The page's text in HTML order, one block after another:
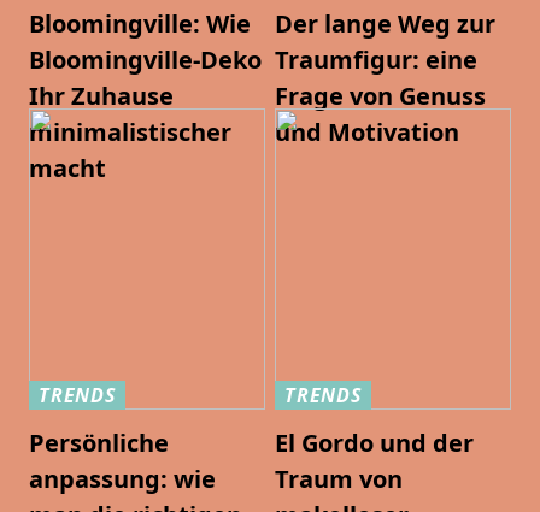
Bloomingville: Wie
Bloomingville-Deko
Ihr Zuhause
minimalistischer
macht
Der lange Weg zur
Traumfigur: eine
Frage von Genuss
und Motivation
TRENDS
Persönliche
anpassung: wie
TRENDS
El Gordo und der
Traum von